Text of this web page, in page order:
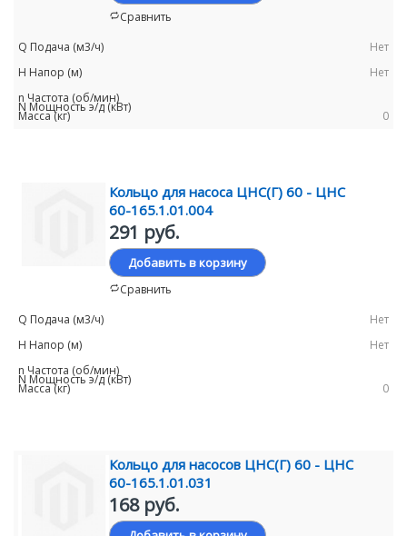
Сравнить
Нет
Нет
0
Кольцо для насоса ЦНС(Г) 60 - ЦНС
60-165.1.01.004
291 руб.
Добавить в корзину
Сравнить
Нет
Нет
0
Кольцо для насосов ЦНС(Г) 60 - ЦНС
60-165.1.01.031
168 руб.